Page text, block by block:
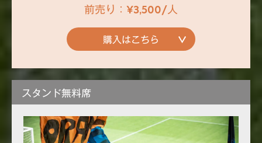
前売り：¥3,500/人
購入はこちら
スタンド無料席